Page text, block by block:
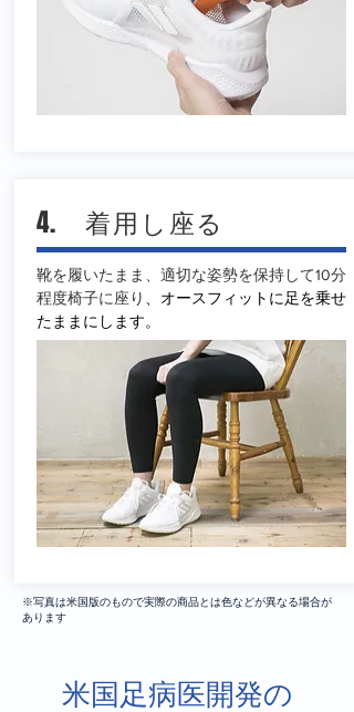
4. 着用し座る
靴を履いたまま、適切な姿勢を保持して10分
程度椅子に座り
、オースフィットに足を乗せ
たままにします。
※写真は米国版のもので実際の商品とは色などが異なる場合が
あります
米国足病医開発の